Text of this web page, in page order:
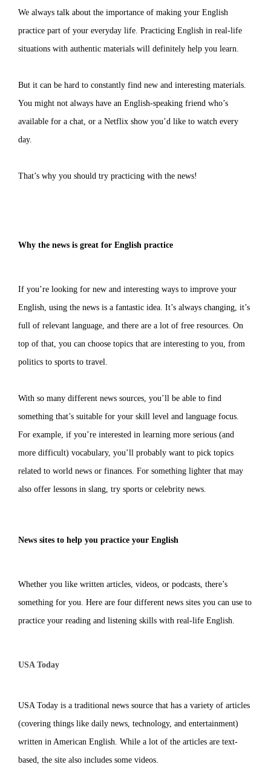
We always talk about the importance of making your English
practice part of your everyday life. Practicing English in real-life
situations with authentic materials will definitely help you learn.
But it can be hard to constantly find new and interesting materials.
You might not always have an English-speaking friend who’s
available for a chat, or a Netflix show you’d like to watch every
day.
That’s why you should try practicing with the news!
Why the news is great for English practice
If you’re looking for new and interesting ways to improve your
English, using the news is a fantastic idea. It’s always changing, it’s
full of relevant language, and there are a lot of free resources. On
top of that, you can choose topics that are interesting to you, from
politics to sports to travel.
With so many different news sources, you’ll be able to find
something that’s suitable for your skill level and language focus.
For example, if you’re interested in learning more serious (and
more difficult) vocabulary, you’ll probably want to pick topics
related to world news or finances. For something lighter that may
also offer lessons in slang, try sports or celebrity news.
News sites to help you practice your English
Whether you like written articles, videos, or podcasts, there’s
something for you. Here are four different news sites you can use to
practice your reading and listening skills with real-life English.
USA Today
USA Today is a traditional news source that has a variety of articles
(covering things like daily news, technology, and entertainment)
written in American English. While a lot of the articles are text-
based, the site also includes some videos.